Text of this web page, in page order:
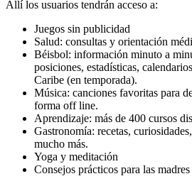
Allí los usuarios tendrán acceso a:
Juegos sin publicidad
Salud: consultas y orientación
Béisbol: información minuto a
posiciones, estadísticas,
Caribe (en temporada).
Música: canciones favoritas para
forma off line.
Aprendizaje: más de 400 cursos
Gastronomía: recetas,
mucho más.
Yoga y meditación
Consejos prácticos para las madres